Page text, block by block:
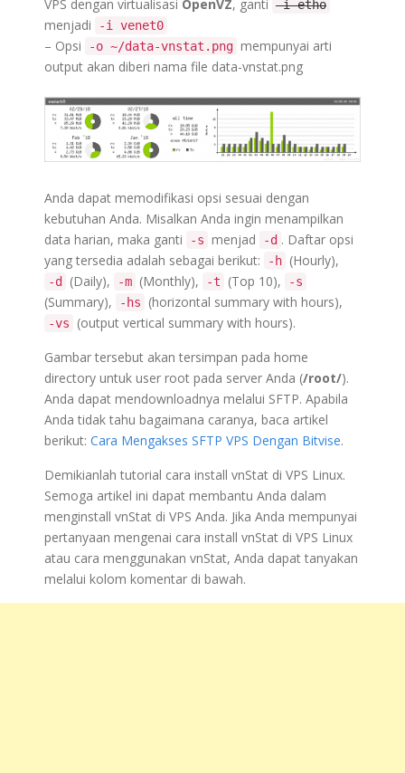
VPS dengan virtualisasi OpenVZ, ganti -i etho
menjadi -i venet0
– Opsi -o ~/data-vnstat.png mempunyai arti
output akan diberi nama file data-vnstat.png
Anda dapat memodifikasi opsi sesuai dengan
kebutuhan Anda. Misalkan Anda ingin menampilkan
data harian, maka ganti
-s menjad -d . Daftar opsi
yang tersedia adalah sebagai berikut:
-h (Hourly),
-d (Daily), -m (Monthly), -t (Top 10), -s
(Summary), -hs (horizontal summary with hours),
-vs
(output vertical summary with hours).
Gambar tersebut akan tersimpan pada home
directory untuk user root pada server Anda (/root/).
Anda dapat mendownloadnya melalui SFTP. Apabila
Anda tidak tahu bagaimana caranya, baca artikel
berikut: Cara Mengakses SFTP VPS Dengan Bitvise.
Demikianlah tutorial cara install vnStat di VPS Linux.
Semoga artikel ini dapat membantu Anda dalam
menginstall vnStat di VPS Anda. Jika Anda mempunyai
pertanyaan mengenai cara install vnStat di VPS Linux
atau cara menggunakan vnStat, Anda dapat tanyakan
melalui kolom komentar di bawah.